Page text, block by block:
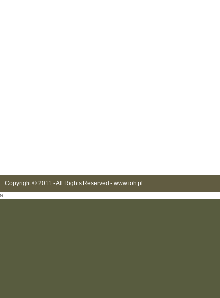
Copyright © 2011 - All Rights Reserved - www.ioh.pl
a